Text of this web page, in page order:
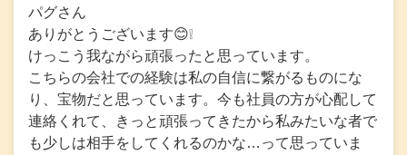
パグさん
ありがとうございます😊❕
けっこう我ながら頑張ったと思っています。
こちらの会社での経験は私の自信に繋がるものにな
り、宝物だと思っています。今も社員の方が心配して
連絡くれて、きっと頑張ってきたから私みたいな者で
も少しは相手をしてくれるのかな…って思っていま